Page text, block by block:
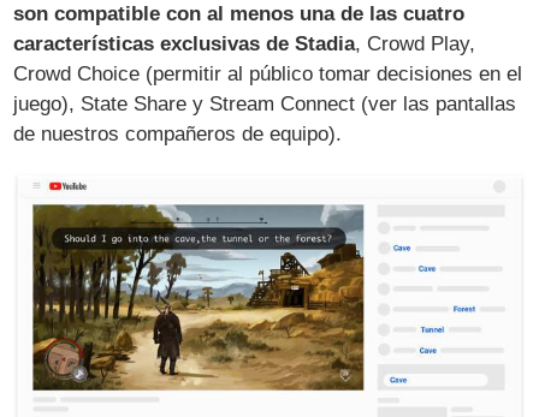
son compatible con al menos una de las cuatro
características exclusivas de Stadia, Crowd Play,
Crowd Choice (permitir al público tomar decisiones en el
juego), State Share y Stream Connect (ver las pantallas
de nuestros compañeros de equipo).